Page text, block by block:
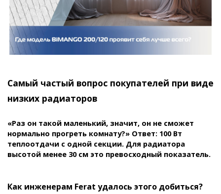
Самый частый вопрос покупателей при виде
низких радиаторов
«Раз он такой маленький, значит, он не сможет
нормально прогреть комнату?» Ответ: 100 Вт
теплоотдачи с одной секции. Для радиатора
высотой менее 30 см это превосходный показатель.
Как инженерам Ferat удалось этого добиться?